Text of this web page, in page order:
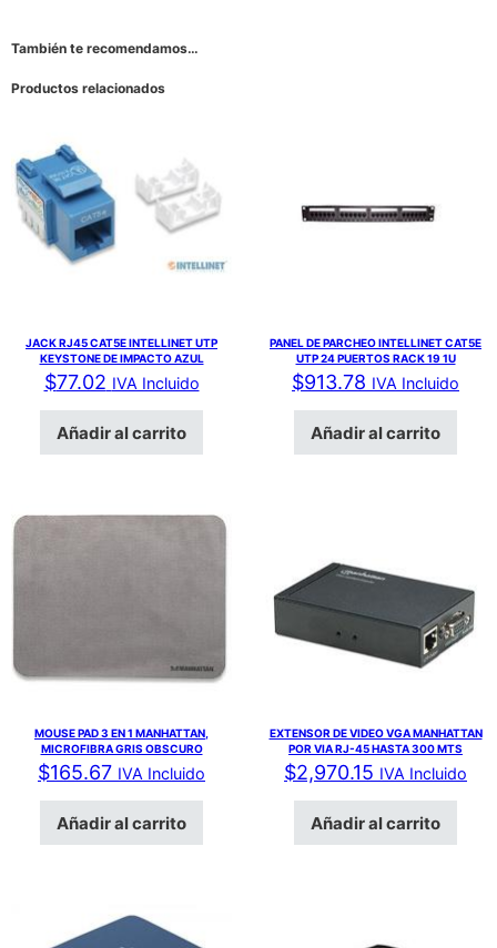
También te recomendamos…
Productos relacionados
JACK RJ45 CAT5E INTELLINET UTP
KEYSTONE DE IMPACTO AZUL
$77.02 IVA Incluido
Añadir al carrito
PANEL DE PARCHEO INTELLINET CAT5E
UTP 24 PUERTOS RACK 19 1U
$913.78 IVA Incluido
Añadir al carrito
MOUSE PAD 3 EN 1 MANHATTAN,
MICROFIBRA GRIS OBSCURO
$165.67 IVA Incluido
Añadir al carrito
EXTENSOR DE VIDEO VGA MANHATTAN
POR VIA RJ-45 HASTA 300 MTS
$2,970.15 IVA Incluido
Añadir al carrito